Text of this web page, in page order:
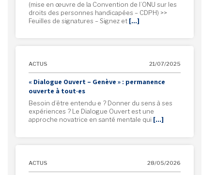
(mise en œuvre de la Convention de l’ONU sur les
droits des personnes handicapées – CDPH) >>
Feuilles de signatures – Signez et […]
ACTUS 21/07/2025
« Dialogue Ouvert – Genève » : permanence
ouverte à tout·es
Besoin d’être entendu·e ? Donner du sens à ses
expériences ? Le Dialogue Ouvert est une
approche novatrice en santé mentale qui […]
ACTUS 28/05/2026